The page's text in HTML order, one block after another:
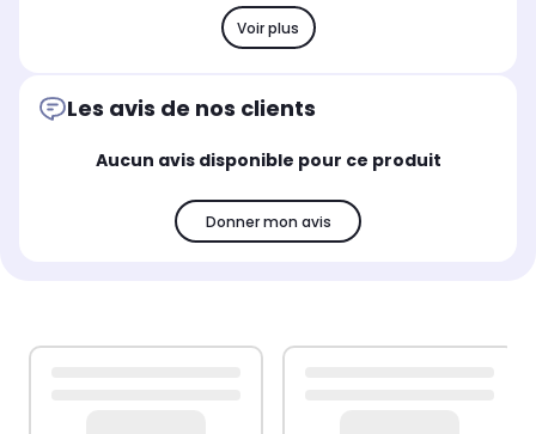
Voir plus
Les avis de nos clients
Aucun avis disponible pour ce produit
Donner mon avis